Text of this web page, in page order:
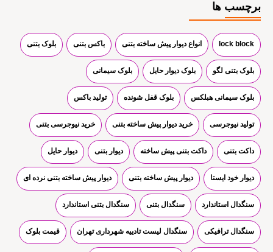
برچسب ها
lock block انواع دیوار پیش ساخته بتنی باکس بتنی بلوک بتنی
بلوک بتنی لگو بلوک دیوار حایل بلوک سیمانی
بلوک سیمانی هبلکس بلوک قفل شونده تولید باکس
تولید نیوجرسی خرید دیوار پیش ساخته بتنی خرید نیوجرسی بتنی
داکت بتنی داکت بتنی پیش ساخته دیوار بتنی دیوار حایل
دیوار خود ایستا دیوار پیش ساخته بتنی دیوار پیش ساخته بتنی نرده ای
سنگدال استاندارد سنگدال بتنی سنگدال بتنی استاندارد
سنگدال ترافیکی سنگدال لیست تادییه شهرداری تهران قیمت بلوک